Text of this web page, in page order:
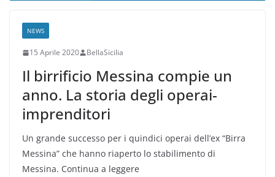
NEWS
15 Aprile 2020 BellaSicilia
Il birrificio Messina compie un
anno. La storia degli operai-
imprenditori
Un grande successo per i quindici operai dell’ex “Birra
Messina” che hanno riaperto lo stabilimento di
Messina. Continua a leggere